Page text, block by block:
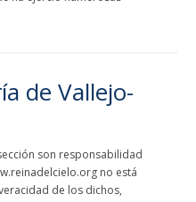
de Vallejo-
son responsabilidad
no está
de los dichos,